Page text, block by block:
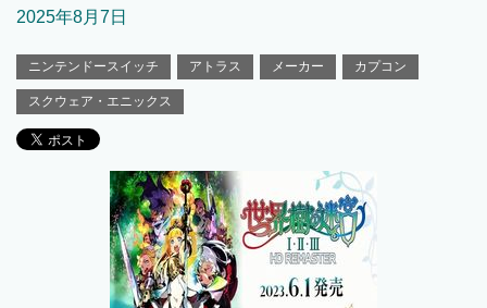
2025年8月7日
ニンテンドースイッチ アトラス メーカー カプコン
スクウェア・エニックス